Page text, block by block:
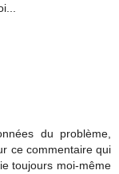
du problème,
ce commentaire qui
toujours moi-même